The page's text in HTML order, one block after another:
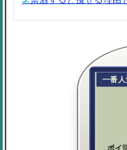
一番人
ポイ